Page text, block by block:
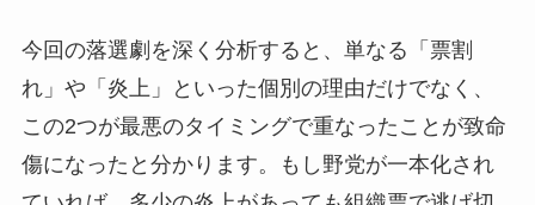
今回の落選劇を深く分析すると、単なる「票割
れ」や「炎上」といった個別の理由だけでなく、
この2つが最悪のタイミングで重なったことが致命
傷になったと分かります。もし野党が一本化され